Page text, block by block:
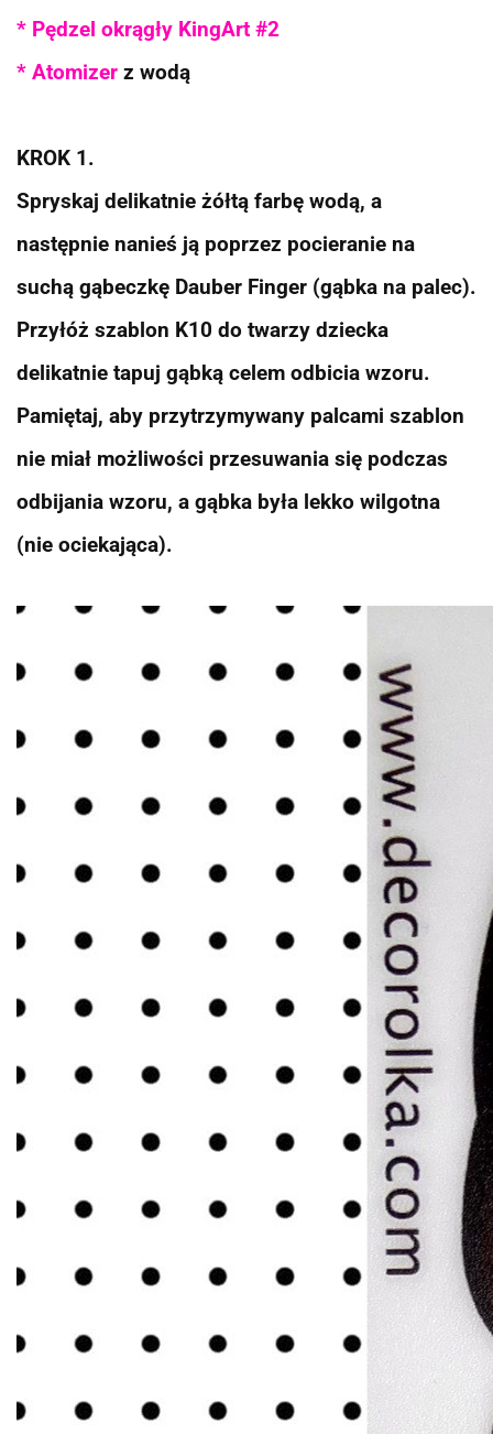
* Pędzel okrągły KingArt #2
* Atomizer z wodą
KROK 1.
Spryskaj delikatnie żółtą farbę wodą, a
następnie nanieś ją poprzez pocieranie na
suchą gąbeczkę Dauber Finger (gąbka na palec).
Przyłóż szablon K10 do twarzy dziecka
delikatnie tapuj gąbką celem odbicia wzoru.
Pamiętaj, aby przytrzymywany palcami szablon
nie miał możliwości przesuwania się podczas
odbijania wzoru, a gąbka była lekko wilgotna
(nie ociekająca).